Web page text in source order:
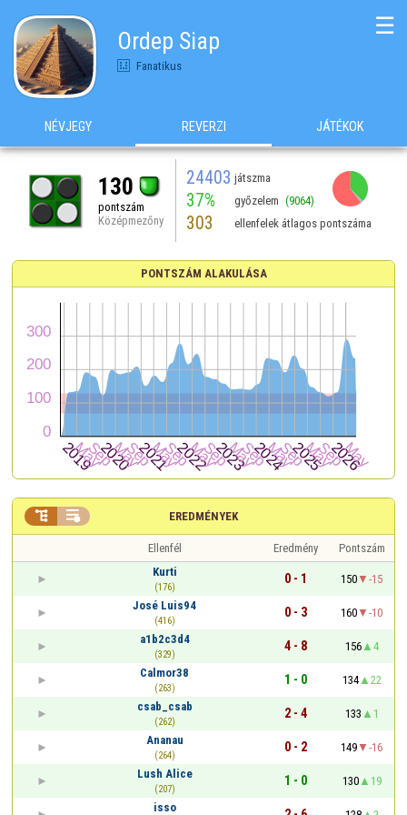
Ordep Siap
Fanatikus
☰
NÉVJEGY REVERZI JÁTÉKOK
130
pontszám
Középmezőny
24403 játszma
37% győzelem (9064)
303 ellenfelek átlagos pontszáma
PONTSZÁM ALAKULÁSA
EREDMÉNYEK
 
Ellenfél Eredmény
Pontszám
Kurti
(176)
0 - 1 150
-15
José Luis94
(416)
0 - 3 160
-10
a1b2c3d4
(329)
4 - 8 156
4
Calmor38
(263)
1 - 0 134
22
csab_csab
(262)
2 - 4 133
1
Ananau
(264)
0 - 2 149
-16
Lush Alice
(207)
1 - 0 130
19
isso